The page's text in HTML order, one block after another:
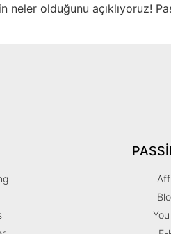
olduğunu açıklıyoruz!